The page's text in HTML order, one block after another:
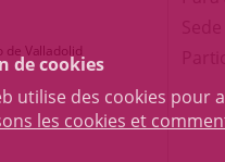
de cookies
utilise des cookies
les cookies et
de Valladolid